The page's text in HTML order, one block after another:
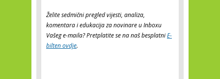
Želite sedmični pregled vijesti, analiza,
komentara i edukacija za novinare u Inboxu
Vašeg e-maila? Pretplatite se na naš besplatniE-
bilten ovdje.